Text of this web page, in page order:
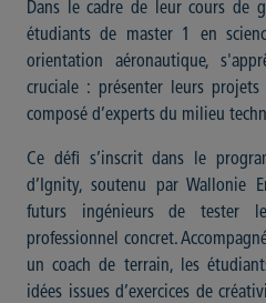
Dans le cadre de leur cours de
étudiants de master 1 en
orientation aéronautique,
cruciale : présenter leurs
composé d’experts du milieu
Ce défi s’inscrit dans le
d’Ignity, soutenu par Wallonie
futurs ingénieurs de tester
professionnel concret.
un coach de terrain, les
idées issues d’exercices de